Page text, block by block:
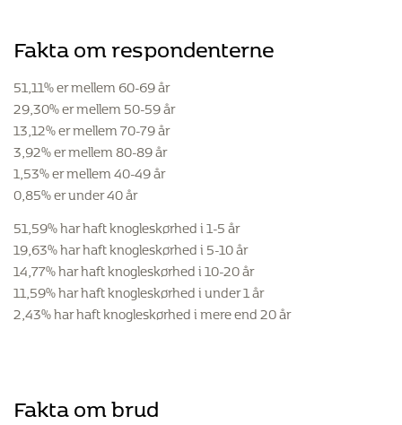
Fakta om respondenterne
51,11% er mellem 60-69 år
29,30% er mellem 50-59 år
13,12% er mellem 70-79 år
3,92% er mellem 80-89 år
1,53% er mellem 40-49 år
0,85% er under 40 år
51,59% har haft knogleskørhed i 1-5 år
19,63% har haft knogleskørhed i 5-10 år
14,77% har haft knogleskørhed i 10-20 år
11,59% har haft knogleskørhed i under 1 år
2,43% har haft knogleskørhed i mere end 20 år
Fakta om brud